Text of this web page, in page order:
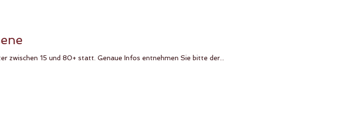
15 und 80+ statt. Genaue Infos entnehmen Sie bitte der...